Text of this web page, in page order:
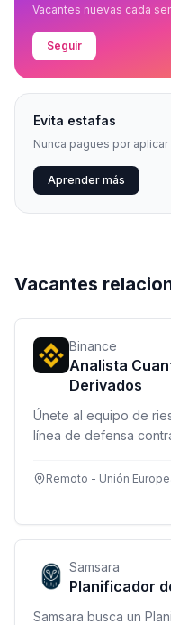
Vacantes nuevas cada
Seguir
Evita estafas
Nunca pagues por
Aprender más
Vacantes
Binance
Analista
Derivados
Únete al equipo de
línea de defensa
herramientas de
Remoto - Unión
Samsara
Planificador
Samsara busca un